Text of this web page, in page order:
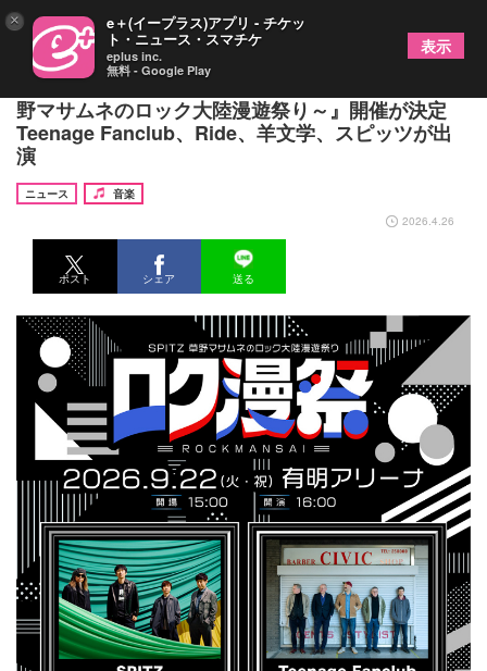
スピッツによる新イベント『ロク漫祭 ～SPITZ 草
野マサムネのロック大陸漫遊祭り～』開催が決定
Teenage Fanclub、Ride、羊文学、スピッツが出
演
ニュース
音楽
2026.4.26
ポスト シェア 送る
× e＋(イープラス)アプリ - チケッ
ト・ニュース・スマチケ
eplus inc.
無料 - Google Play
表示